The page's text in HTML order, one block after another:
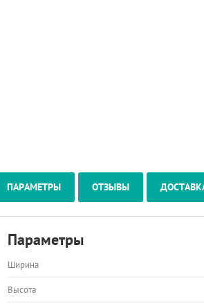
ПАРАМЕТРЫ ОТЗЫВЫ
Параметры
Ширина
Высота